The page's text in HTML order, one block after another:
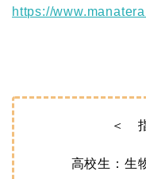
https://
＜
高校生：生